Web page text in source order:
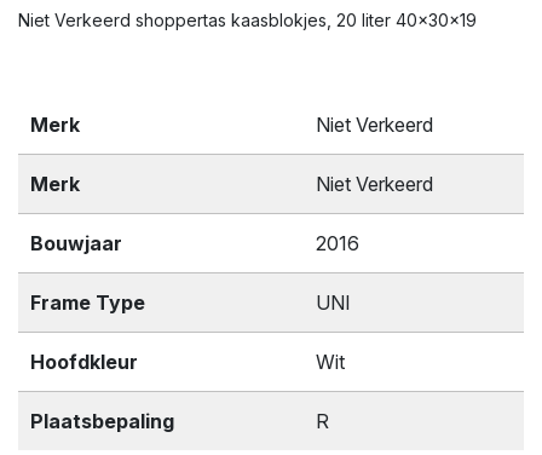
Niet Verkeerd shoppertas kaasblokjes, 20 liter 40x30x19
Merk Niet Verkeerd
Merk Niet Verkeerd
Bouwjaar 2016
Frame Type UNI
Hoofdkleur Wit
Plaatsbepaling R